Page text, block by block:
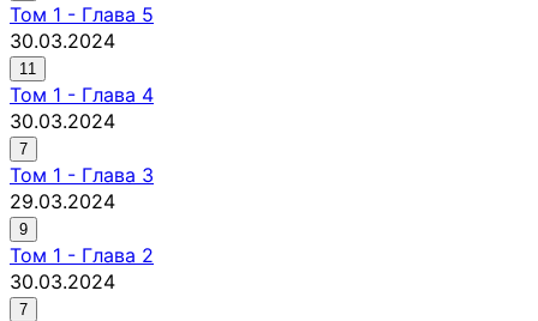
Том 1 - Глава 5
30.03.2024
11
Том 1 - Глава 4
30.03.2024
7
Том 1 - Глава 3
29.03.2024
9
Том 1 - Глава 2
30.03.2024
7